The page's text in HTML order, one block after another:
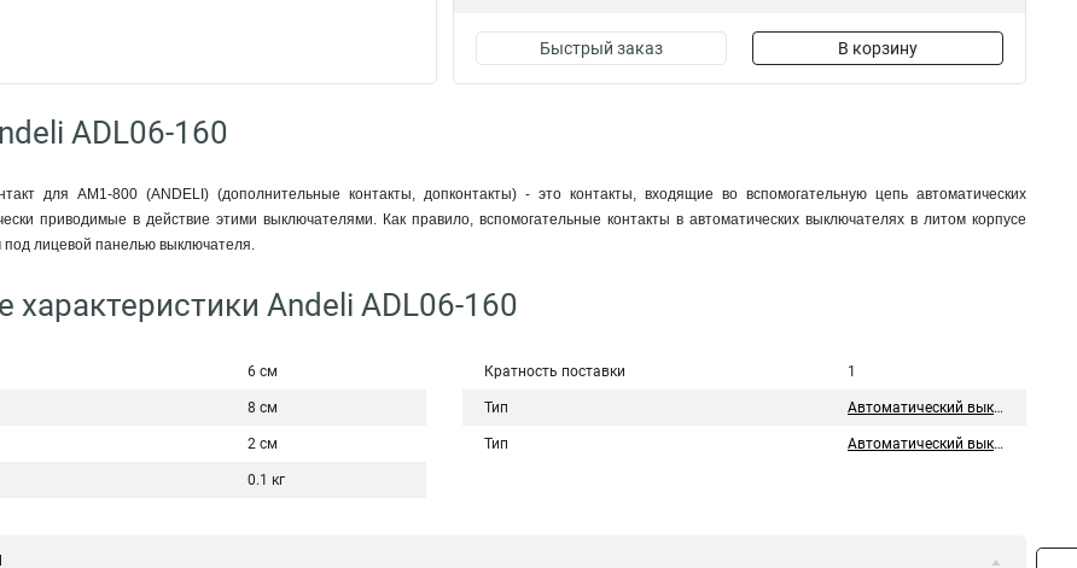
Быстрый заказ В корзину
ADL06-160
для AM1-800 (ANDELI) (дополнительные контакты, допконтакты) - это контакты, входящие во вспомогательную цепь автоматических
приводимые в действие этими выключателями. Как правило, вспомогательные контакты в автоматических выключателях в литом корпусе
под лицевой панелью выключателя.
характеристики Andeli ADL06-160
6 см
8 см
2 см
0.1 кг
Кратность поставки 1
Тип Автоматический выключатель
Тип Автоматический выключатель